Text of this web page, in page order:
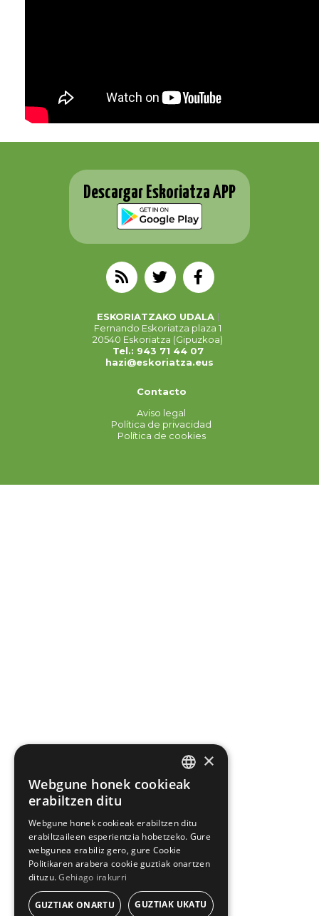
Descargar Eskoriatza APP
ESKORIATZAKO UDALA
Fernando Eskoriatza plaza 1
20540 Eskoriatza (Gipuzkoa)
Tel.: 943 71 44 07
hazi@eskoriatza.eus
Contacto
Aviso legal
Política de privacidad
Política de cookies
BASQUE
×
Webgune honek cookieak
erabiltzen ditu
Webgune honek cookieak erabiltzen ditu
erabiltzaileen esperientzia hobetzeko. Gure
webgunea erabiliz gero, gure Cookie
Politikaren arabera cookie guztiak onartzen
dituzu. Gehiago irakurri
GUZTIAK ONARTU GUZTIAK UKATU